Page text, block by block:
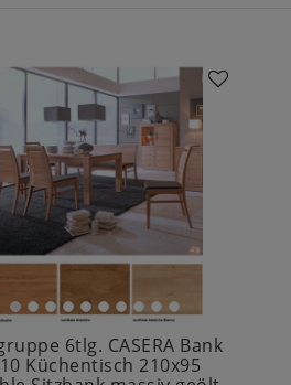
6tlg. CASERA Bank
Küchentisch 210x95